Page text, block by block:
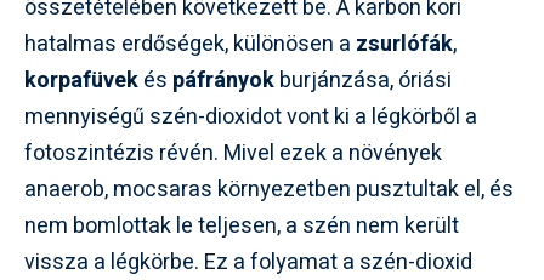
összetételében következett be. A karbon kori
hatalmas erdőségek, különösen a zsurlófák,
korpafüvekés páfrányokburjánzása, óriási
mennyiségű szén-dioxidot vont ki a légkörből a
fotoszintézis révén. Mivel ezek a növények
anaerob, mocsaras környezetben pusztultak el, és
nem bomlottak le teljesen, a szén nem került
vissza a légkörbe. Ez a folyamat a szén-dioxid